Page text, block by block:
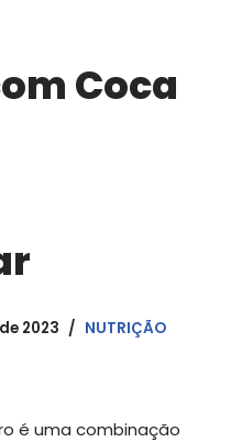
Coca
2023 NUTRIÇÃO
é uma combinação